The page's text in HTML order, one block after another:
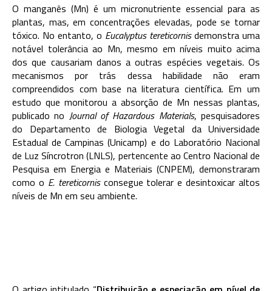
O manganês (Mn) é um micronutriente essencial para as
plantas, mas, em concentrações elevadas, pode se tornar
tóxico. No entanto, o Eucalyptus tereticornisdemonstra uma
notável tolerância ao Mn, mesmo em níveis muito acima
dos que causariam danos a outras espécies vegetais. Os
mecanismos por trás dessa habilidade não eram
compreendidos com base na literatura científica. Em um
estudo que monitorou a absorção de Mn nessas plantas,
publicado no Journal of Hazardous Materials, pesquisadores
do Departamento de Biologia Vegetal da Universidade
Estadual de Campinas (Unicamp) e do Laboratório Nacional
de Luz Síncrotron (LNLS), pertencente ao Centro Nacional de
Pesquisa em Energia e Materiais (CNPEM), demonstraram
como o E. tereticornisconsegue tolerar e desintoxicar altos
níveis de Mn em seu ambiente.